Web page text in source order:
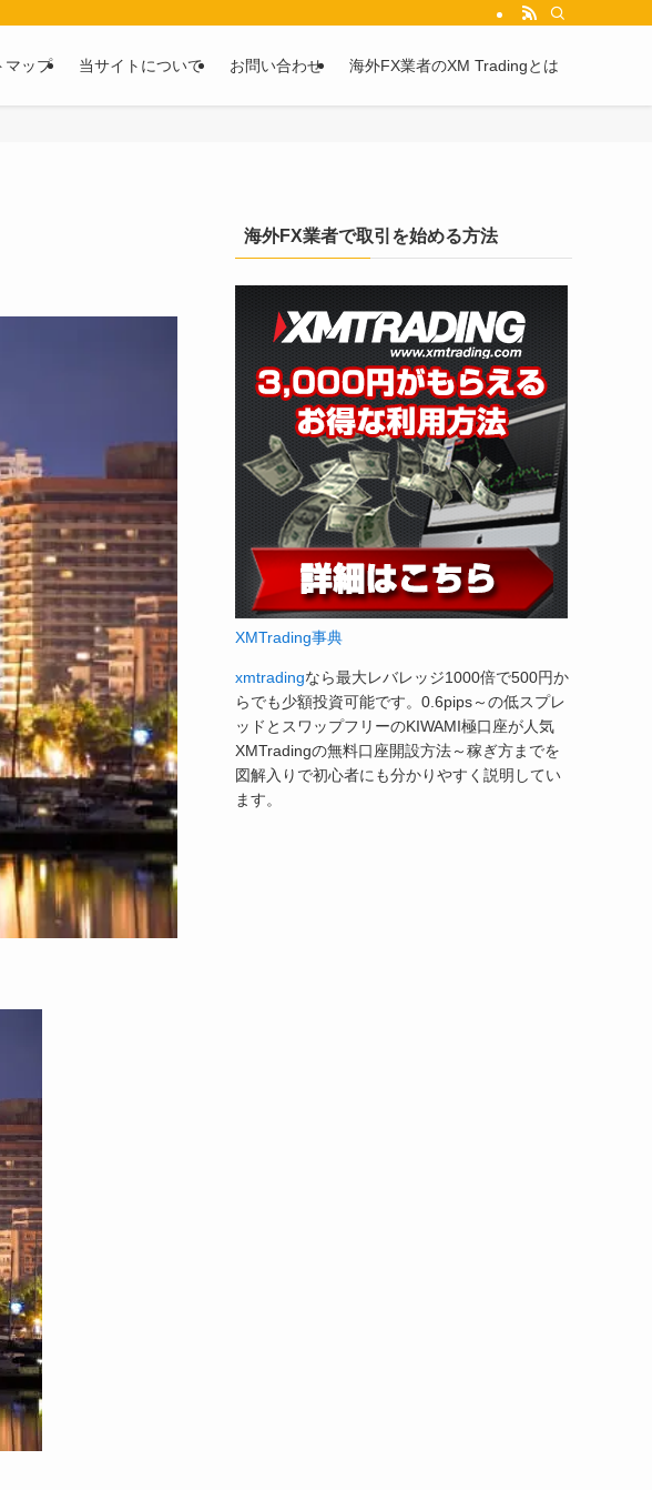
関する情報の口コミや評判を2chや5chからピックアップしています。
マップ 当サイトについて お問い合わせ 海外FX業者のXM Tradingとは
海外FX業者で取引を始める方法
XMTrading事典
xmtradingなら最大レバレッジ1000倍で500円か
らでも少額投資可能です。0.6pips～の低スプレ
ッドとスワップフリーのKIWAMI極口座が人気
XMTradingの無料口座開設方法～稼ぎ方までを
図解入りで初心者にも分かりやすく説明してい
ます。